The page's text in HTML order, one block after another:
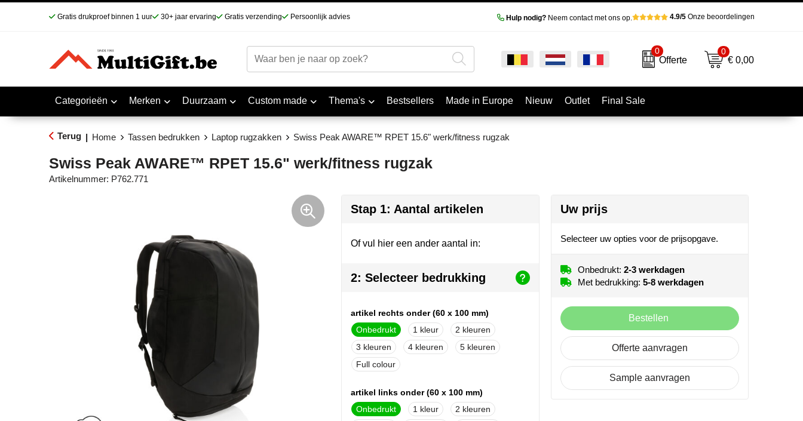
Gratis drukproef binnen 1 uur 30+ jaar ervaring Gratis verzending Persoonlijk advies Hulp nodig?Neem contact met ons op. 4.9/5Onze beoordelingen
0
Offerte
0
€ 0,00
Categorieën Merken Duurzaam Custom made Thema's Bestsellers Made in Europe Nieuw Outlet Final Sale
Terug | Home Tassen bedrukken Laptop rugzakken Swiss Peak AWARE™ RPET 15.6" werk/fitness rugzak
Swiss Peak AWARE™ RPET 15.6" werk/fitness rugzak
Artikelnummer: P762.771
Stap 1: Aantal artikelen
Of vul hier een ander aantal in:
2: Selecteer bedrukking
artikel rechts onder (60 x 100 mm)
Onbedrukt
1
2
3
4
5
Full colour
artikel links onder (60 x 100 mm)
Onbedrukt
1
2
Uw prijs
Selecteer uw opties voor de prijsopgave.
Onbedrukt: 2-3 werkdagen
Met bedrukking: 5-8 werkdagen
Bestellen
Offerte aanvragen
Sample aanvragen